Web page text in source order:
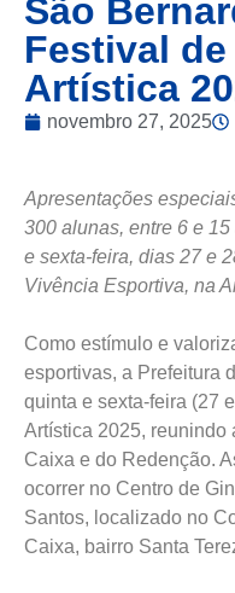
São
Festival
Artística
novembro 27, 2025
Apresentações
300 alunas, entre 6 e
e sexta-feira, dias 27 e
Vivência Esportiva, na
Como estímulo e
esportivas, a Prefeitura
quinta e sexta-feira (27
Artística 2025, reunindo
Caixa e do Redenção.
ocorrer no Centro de
Santos, localizado no
Caixa, bairro Santa